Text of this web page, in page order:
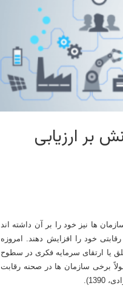
بر ارزیابی
ها نیز خود را بر آن داشته اند
خود را افزایش دهند. امروزه
یا ارتقای سرمایه فکری در سطوح
برخی سازمان ها در صحنه رقابت